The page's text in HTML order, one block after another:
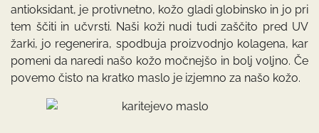
antioksidant, je protivnetno, kožo gladi globinsko in jo pri
tem ščiti in učvrsti. Naši koži nudi tudi zaščito pred UV
žarki, jo regenerira, spodbuja proizvodnjo kolagena, kar
pomeni da naredi našo kožo močnejšo in bolj voljno. Če
povemo čisto na kratko maslo je izjemno za našo kožo.